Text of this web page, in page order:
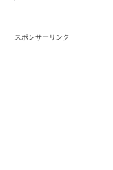
スポンサーリンク